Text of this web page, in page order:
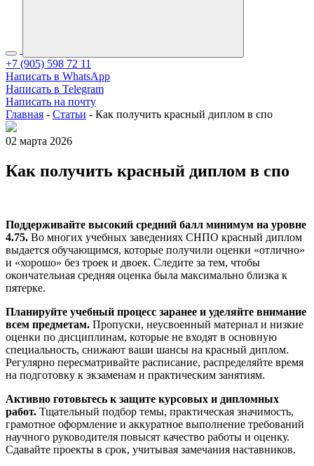
+7 (905) 598 72 11
Написать в WhatsApp
Написать в Telegram
Написать на почту
Главная - Статьи - Как получить красный диплом в спо
02 марта 2026
Как получить красный диплом в спо
Поддерживайте высокий средний балл минимум на уровне
4.75. Во многих учебных заведениях СНПО красный диплом
выдается обучающимся, которые получили оценки «отлично»
и «хорошо» без троек и двоек. Следите за тем, чтобы
окончательная средняя оценка была максимально близка к
пятерке.
Планируйте учебный процесс заранее и уделяйте внимание
всем предметам. Пропуски, неусвоенный материал и низкие
оценки по дисциплинам, которые не входят в основную
специальность, снижают ваши шансы на красный диплом.
Регулярно пересматривайте расписание, распределяйте время
на подготовку к экзаменам и практическим занятиям.
Активно готовьтесь к защите курсовых и дипломных
работ. Тщательный подбор темы, практическая значимость,
грамотное оформление и аккуратное выполнение требований
научного руководителя повысят качество работы и оценку.
Сдавайте проекты в срок, учитывая замечания наставников.